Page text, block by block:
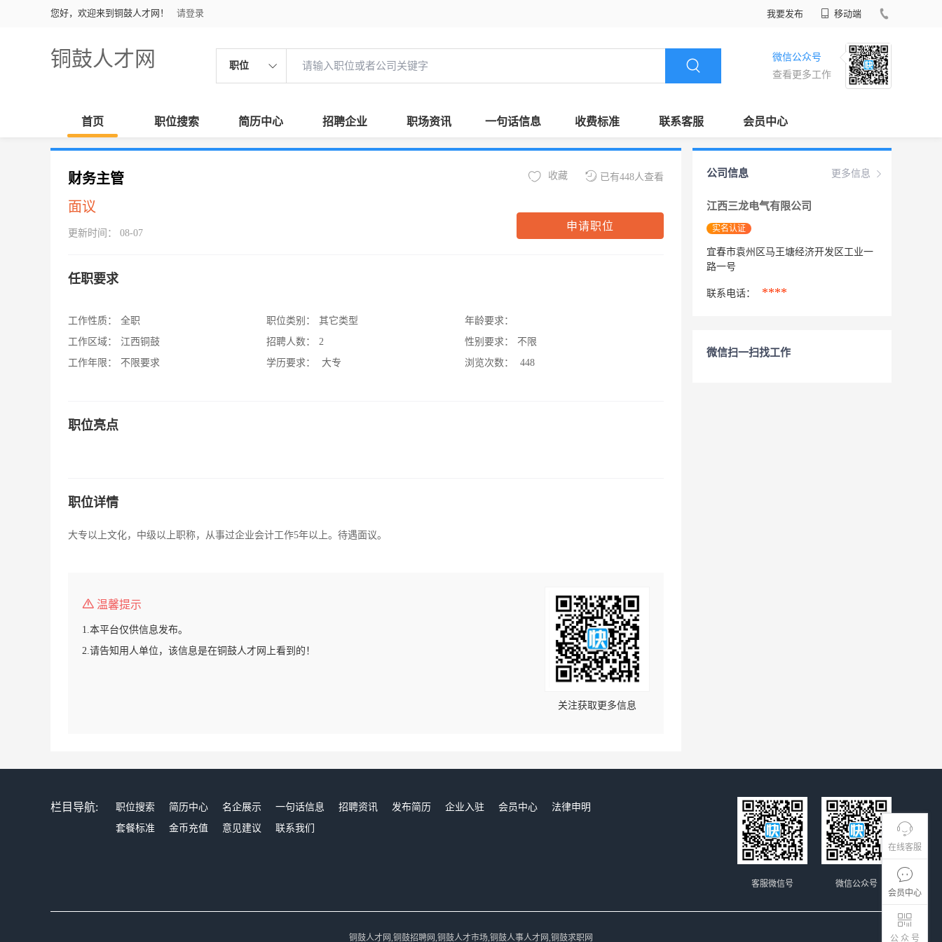
您好，欢迎来到铜鼓人才网！ 请登录 我要发布 移动端
铜鼓人才网 职位
微信公众号
查看更多工作
首页 职位搜索 简历中心 招聘企业 职场资讯 一句话信息 收费标准 联系客服 会员中心
在线客服
会员中心
公 众 号
财务主管
面议
更新时间： 08-07
已有448人查看
收藏
申请职位
任职要求
工作性质：
全职
工作区域：
江西铜鼓
工作年限：
不限要求
职位类别：
其它类型
招聘人数：
2
学历要求：
大专
年龄要求：
性别要求：
不限
浏览次数：
448
职位亮点
职位详情
大专以上文化，中级以上职称，从事过企业会计工作5年以上。待遇面议。
温馨提示
1.本平台仅供信息发布。
2.请告知用人单位，该信息是在铜鼓人才网上看到的！
关注获取更多信息
更多信息
公司信息
江西三龙电气有限公司
实名认证
宜春市袁州区马王塘经济开发区工业一
路一号
联系电话： ****
微信扫一扫找工作
栏目导航: 职位搜索 简历中心 名企展示 一句话信息 招聘资讯 发布简历 企业入驻 会员中心
法律申明
套餐标准
金币充值 意见建议 联系我们
微信公众号
客服微信号
铜鼓人才网,铜鼓招聘网,铜鼓人才市场,铜鼓人事人才网,铜鼓求职网